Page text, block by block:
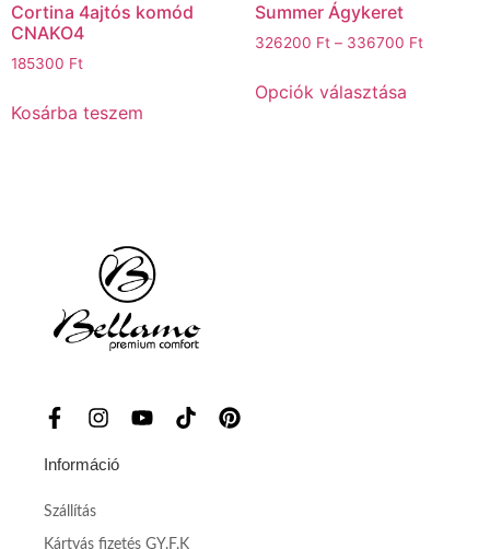
Cortina 4ajtós komód
CNAKO4
185300 Ft
Kosárba teszem
Summer Ágykeret
326200 Ft – 336700 Ft
Opciók választása
Információ
Szállítás
Kártyás fizetés GY.F.K